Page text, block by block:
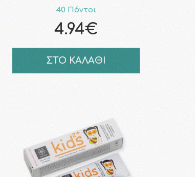
40 Πόντοι
4.94€
ΣΤΟ ΚΑΛΑΘΙ